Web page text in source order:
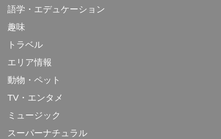
語学・エデュケーション
趣味
トラベル
エリア情報
動物・ペット
TV・エンタメ
ミュージック
スーパーナチュラル